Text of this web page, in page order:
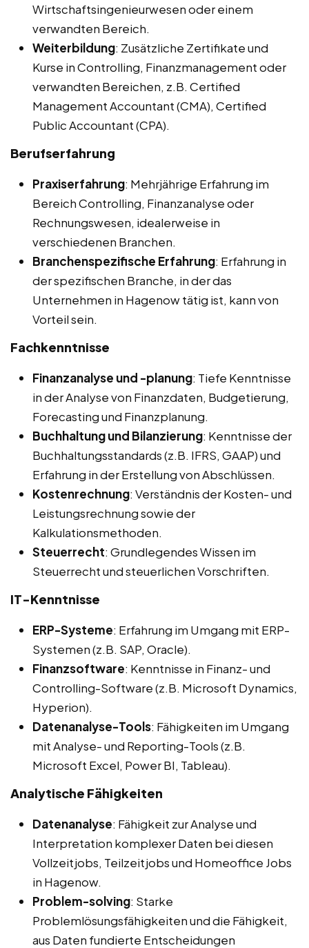
Wirtschaftsingenieurwesen oder einem
verwandten Bereich.
Weiterbildung: Zusätzliche Zertifikate und
Kurse in Controlling, Finanzmanagement oder
verwandten Bereichen, z.B. Certified
Management Accountant (CMA), Certified
Public Accountant (CPA).
Berufserfahrung
Praxiserfahrung: Mehrjährige Erfahrung im
Bereich Controlling, Finanzanalyse oder
Rechnungswesen, idealerweise in
verschiedenen Branchen.
Branchenspezifische Erfahrung: Erfahrung in
der spezifischen Branche, in der das
Unternehmen in Hagenow tätig ist, kann von
Vorteil sein.
Fachkenntnisse
Finanzanalyse und -planung: Tiefe Kenntnisse
in der Analyse von Finanzdaten, Budgetierung,
Forecasting und Finanzplanung.
Buchhaltung und Bilanzierung: Kenntnisse der
Buchhaltungsstandards (z.B. IFRS, GAAP) und
Erfahrung in der Erstellung von Abschlüssen.
Kostenrechnung: Verständnis der Kosten- und
Leistungsrechnung sowie der
Kalkulationsmethoden.
Steuerrecht: Grundlegendes Wissen im
Steuerrecht und steuerlichen Vorschriften.
IT-Kenntnisse
ERP-Systeme: Erfahrung im Umgang mit ERP-
Systemen (z.B. SAP, Oracle).
Finanzsoftware: Kenntnisse in Finanz- und
Controlling-Software (z.B. Microsoft Dynamics,
Hyperion).
Datenanalyse-Tools: Fähigkeiten im Umgang
mit Analyse- und Reporting-Tools (z.B.
Microsoft Excel, Power BI, Tableau).
Analytische Fähigkeiten
Datenanalyse: Fähigkeit zur Analyse und
Interpretation komplexer Daten bei diesen
Vollzeitjobs, Teilzeitjobs und Homeoffice Jobs
in Hagenow.
Problem-solving: Starke
Problemlösungsfähigkeiten und die Fähigkeit,
aus Daten fundierte Entscheidungen